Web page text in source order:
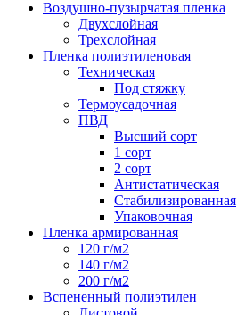
Воздушно-пузырчатая пленка
Двухслойная
Трехслойная
Пленка полиэтиленовая
Техническая
Под стяжку
Термоусадочная
ПВД
Высший сорт
1 сорт
2 сорт
Антистатическая
Стабилизированная
Упаковочная
Пленка армированная
120 г/м2
140 г/м2
200 г/м2
Вспененный полиэтилен